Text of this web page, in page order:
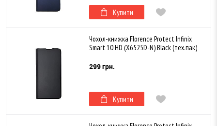
Купити
Чохол-книжка Florence Protect Infinix
Smart 10 HD (X6525D-N) Black (тех.пак)
299 грн.
Купити